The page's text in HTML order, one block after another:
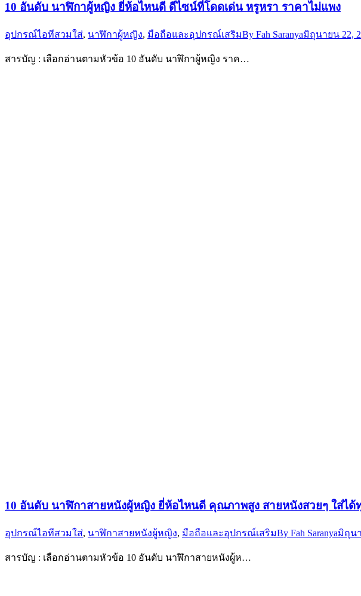
10 อันดับ นาฬิกาผู้หญิง ยี่ห้อไหนดี ดีไซน์ที่โดดเด่น หรูหรา ราคาไม่แพง
อุปกรณ์ไอทีสวมใส่, นาฬิกาผู้หญิง, มือถือและอุปกรณ์เสริมBy Fah Saranyaมิถุนายน 22,
สารบัญ : เลือกอ่านตามหัวข้อ 10 อันดับ นาฬิกาผู้หญิง ราค…
10 อันดับ นาฬิกาสายหนังผู้หญิง ยี่ห้อไหนดี คุณภาพสูง สายหนังสวยๆ ใส่ได้
อุปกรณ์ไอทีสวมใส่, นาฬิกาสายหนังผู้หญิง, มือถือและอุปกรณ์เสริมBy Fah Saranyaมิถุน
สารบัญ : เลือกอ่านตามหัวข้อ 10 อันดับ นาฬิกาสายหนังผู้ห…